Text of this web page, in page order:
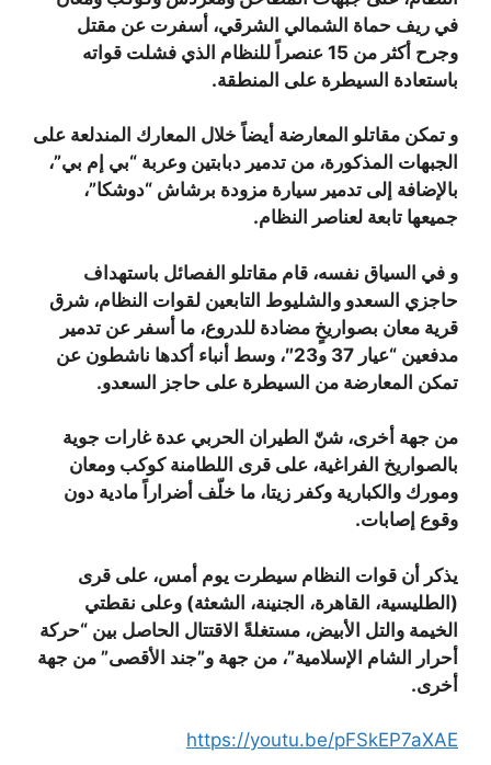
في ريف حماة الشمالي الشرقي، أسفرت عن مقتل
وجرح أكثر من 15 عنصراً للنظام الذي فشلت قواته
باستعادة السيطرة على المنطقة.
و تمكن مقاتلو المعارضة أيضاً خلال المعارك المندلعة على
الجبهات المذكورة، من تدمير دبابتين وعربة “بي إم بي”،
بالإضافة إلى تدمير سيارة مزودة برشاش “دوشكا”،
جميعها تابعة لعناصر النظام.
و في السياق نفسه، قام مقاتلو الفصائل باستهداف
حاجزي السعدو والشليوط التابعين لقوات النظام، شرق
قرية معان بصواريخٍ مضادة للدروع، ما أسفر عن تدمير
مدفعين “عيار 37 و23″، وسط أنباء أكدها ناشطون عن
تمكن المعارضة من السيطرة على حاجز السعدو.
من جهة أخرى، شنّ الطيران الحربي عدة غارات جوية
بالصواريخ الفراغية، على قرى اللطامنة كوكب ومعان
ومورك والكبارية وكفر زيتا، ما خلّف أضراراً مادية دون
وقوع إصابات.
يذكر أن قوات النظام سيطرت يوم أمس، على قرى
(الطليسية، القاهرة، الجنينة، الشعثة) وعلى نقطتي
الخيمة والتل الأبيض، مستغلةً الاقتتال الحاصل بين “حركة
أحرار الشام الإسلامية”، من جهة و”جند الأقصى” من جهة
أخرى.
https://youtu.be/pFSkEP7aXAE